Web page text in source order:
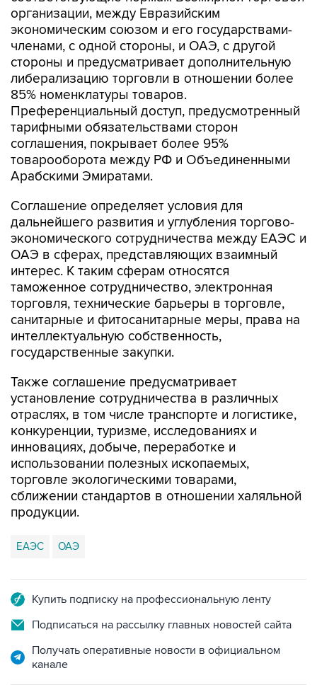
организации, между Евразийским
экономическим союзом и его государствами-
членами, с одной стороны, и ОАЭ, с другой
стороны и предусматривает дополнительную
либерализацию торговли в отношении более
85% номенклатуры товаров.
Преференциальный доступ, предусмотренный
тарифными обязательствами сторон
соглашения, покрывает более 95%
товарооборота между РФ и Объединенными
Арабскими Эмиратами.
Соглашение определяет условия для
дальнейшего развития и углубления торгово-
экономического сотрудничества между ЕАЭС и
ОАЭ в сферах, представляющих взаимный
интерес. К таким сферам относятся
таможенное сотрудничество, электронная
торговля, технические барьеры в торговле,
санитарные и фитосанитарные меры, права на
интеллектуальную собственность,
государственные закупки.
Также соглашение предусматривает
установление сотрудничества в различных
отраслях, в том числе транспорте и логистике,
конкуренции, туризме, исследованиях и
инновациях, добыче, переработке и
использовании полезных ископаемых,
торговле экологическими товарами,
сближении стандартов в отношении халяльной
продукции.
ЕАЭС ОАЭ
Купить подписку на профессиональную ленту
Подписаться на рассылку главных новостей сайта
Получать оперативные новости в официальном
канале